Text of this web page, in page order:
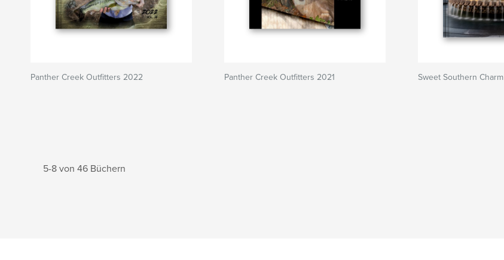
Panther Creek Outfitters 2022 Panther Creek Outfitters 2021 Sweet Southern Charm
5-8 von 46 Büchern